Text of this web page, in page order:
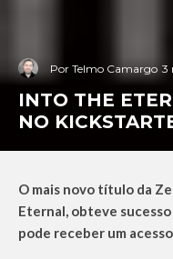
Por Telmo Camargo 3
INTO THE
NO
O mais novo título da
Eternal, obteve
pode receber um